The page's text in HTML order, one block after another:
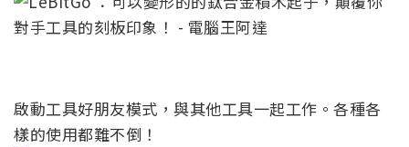
啟動工具好朋友模式，與其他工具一起工作。各種各
樣的使用都難不倒！